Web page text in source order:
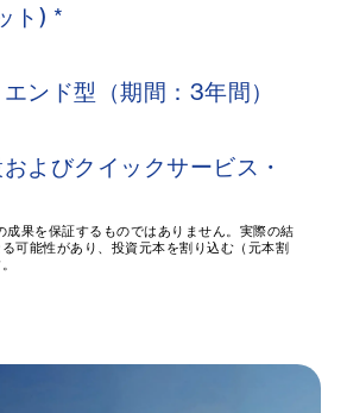
ト) *
ンド型（期間：3年間）
よびクイックサービス・
成果を保証するものではありません。実際の結
可能性があり、投資元本を割り込む（元本割